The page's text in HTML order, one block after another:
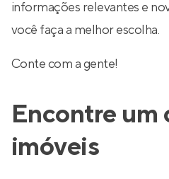
informações relevantes e
você faça a melhor escolha.
Conte com a gente!
Encontre um
imóveis